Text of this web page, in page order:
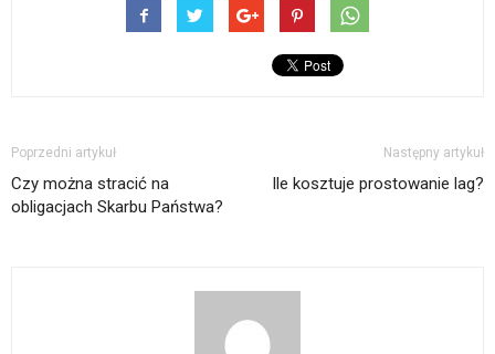
Poprzedni artykuł
Czy można stracić na
obligacjach Skarbu Państwa?
Następny artykuł
Ile kosztuje prostowanie lag?